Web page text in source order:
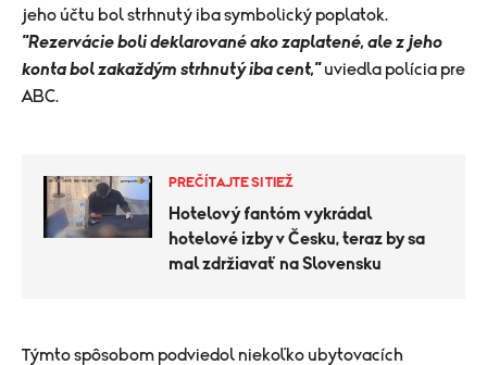
jeho účtu bol strhnutý iba symbolický poplatok.
"Rezervácie boli deklarované ako zaplatené, ale z jeho
konta bol zakaždým strhnutý iba cent," uviedla polícia pre
ABC.
PREČÍTAJTE SI TIEŽ
Hotelový fantóm vykrádal
hotelové izby v Česku, teraz by sa
mal zdržiavať na Slovensku
Týmto spôsobom podviedol niekoľko ubytovacích